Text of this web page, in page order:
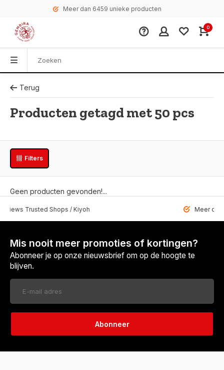
Meer dan 6459 unieke producten
0
Terug
Producten getagd met 50 pcs
Filters
Geen producten gevonden!...
Trusted Shops / Kiyoh Meer dan
Mis nooit meer promoties of kortingen?
Abonneer je op onze nieuwsbrief om op de hoogte te
blijven.
Abonneer